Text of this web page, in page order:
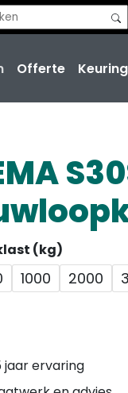
Offerte
(kg)
1000 2000
jaar ervaring